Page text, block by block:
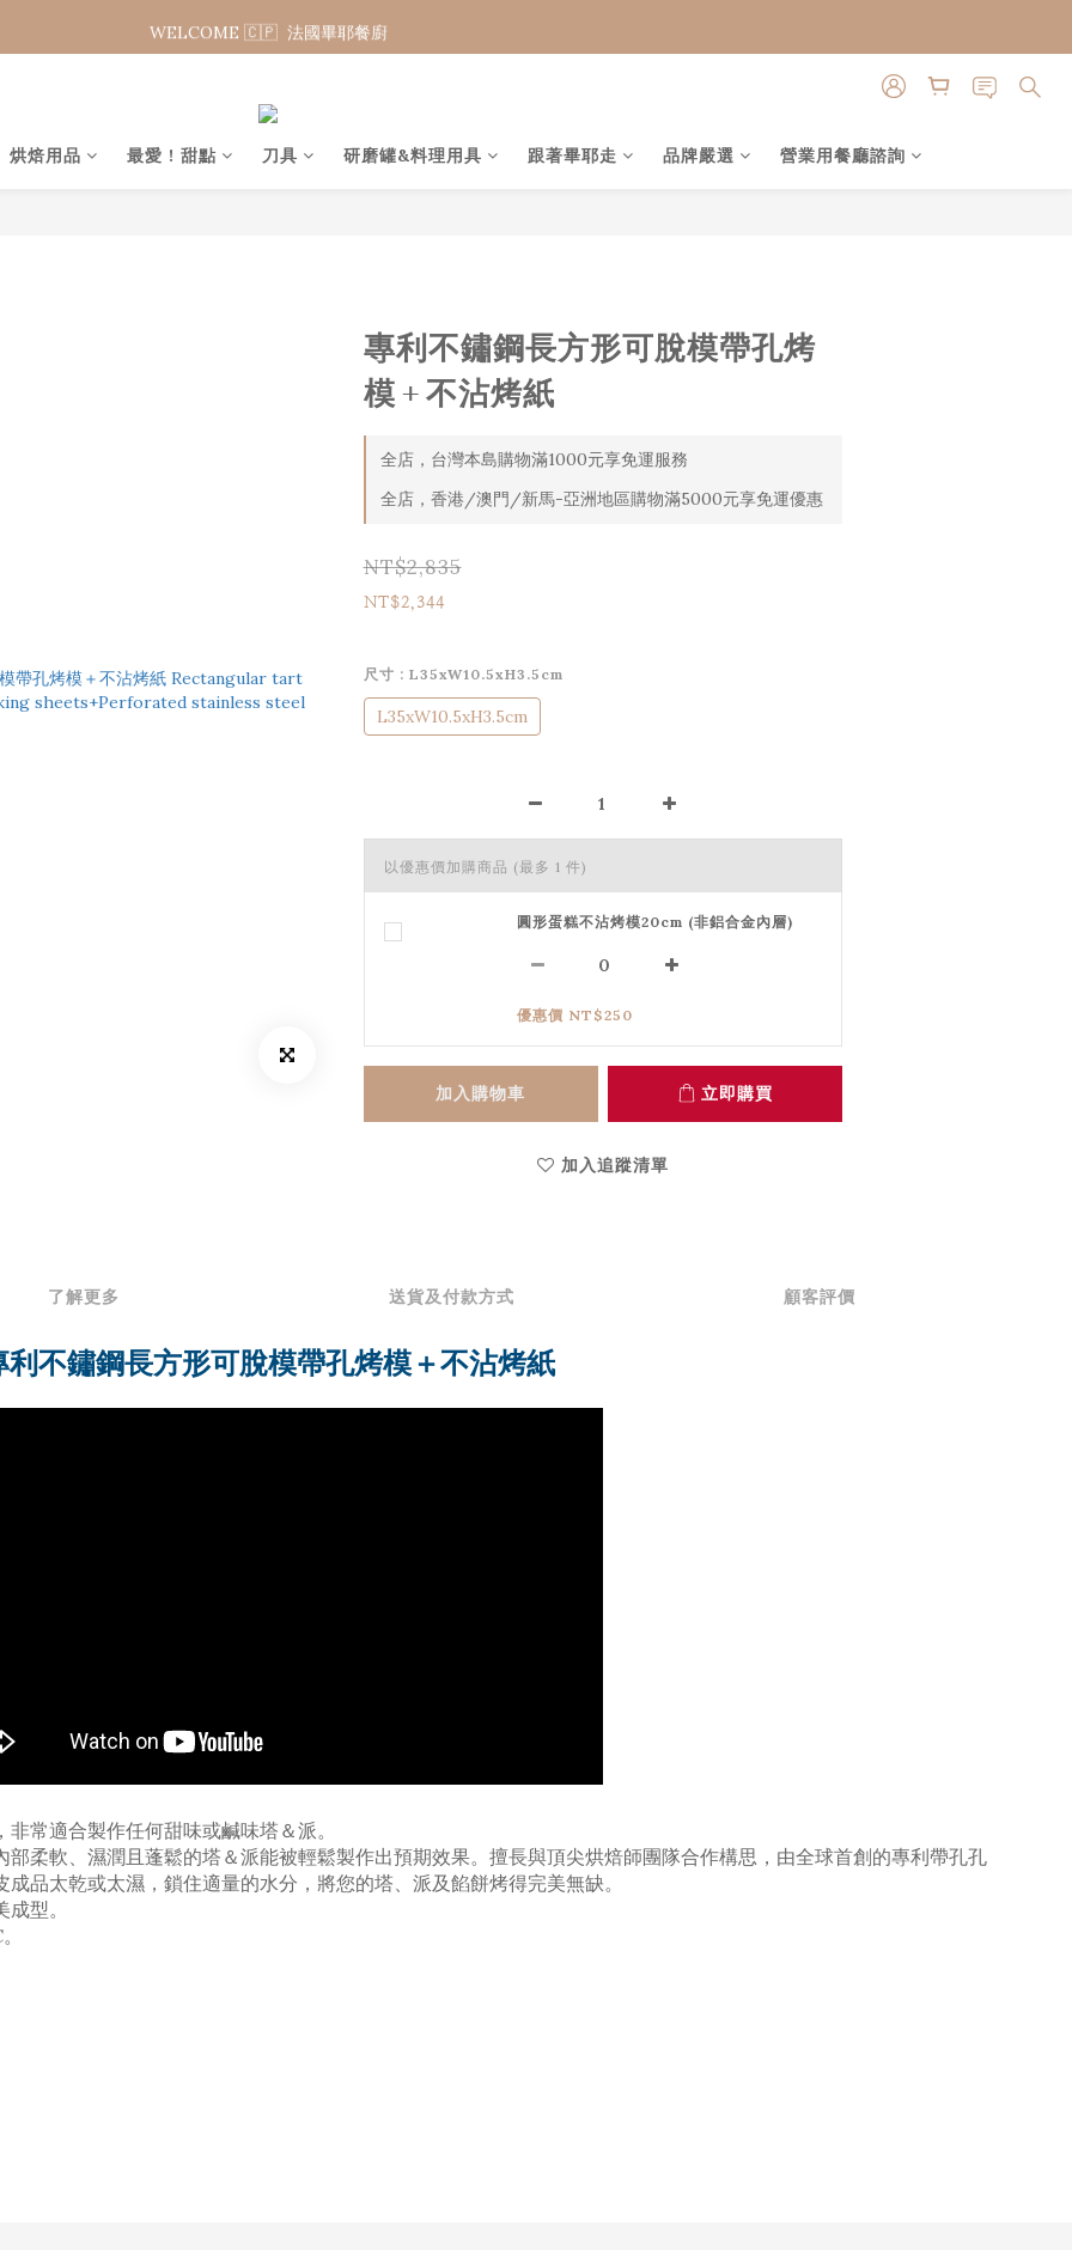
WELCOME 🇨🇵  法國畢耶餐廚
WELCOME 🇨🇵  法國畢耶餐廚
烘焙用品
最愛 ! 甜點 刀具 研磨罐&料理用具 跟著畢耶走 品牌嚴選 營業用餐廳諮詢
專利不鏽鋼長方形可脫模帶孔烤
模＋不沾烤紙
全店，台灣本島購物滿1000元享免運服務
全店，香港/澳門/新馬-亞洲地區購物滿5000元享免運優惠
NT$2,835
NT$2,344
尺寸 : L35xW10.5xH3.5cm
L35xW10.5xH3.5cm
以優惠價加購商品 (最多 1 件)
圓形蛋糕不沾烤模20cm (非鋁合金內層)
優惠價 NT$250
加入購物車 立即購買
加入追蹤清單
了解更多 送貨及付款方式 顧客評價
利不鏽鋼長方形可脫模帶孔烤模＋不沾烤紙
常適合製作任何甜味或鹹味塔＆派。
部柔軟、濕潤且蓬鬆的塔＆派能被輕鬆製作出預期效果。擅長與頂尖烘焙師團隊合作構思，由全球首創的專利帶孔孔
品太乾或太濕，鎖住適量的水分，將您的塔、派及餡餅烤得完美無缺。
型。